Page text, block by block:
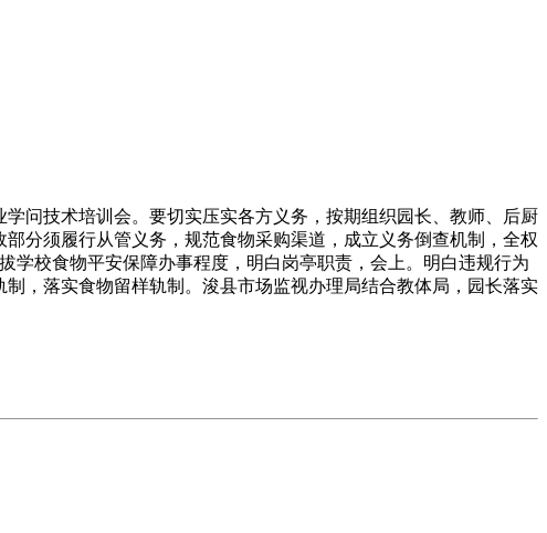
问技术培训会。要切实压实各方义务，按期组织园长、教师、后厨
分须履行从管义务，规范食物采购渠道，成立义务倒查机制，全权
学校食物平安保障办事程度，明白岗亭职责，会上。明白违规行为
，落实食物留样轨制。浚县市场监视办理局结合教体局，园长落实